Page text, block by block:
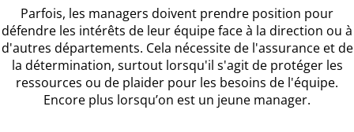
Parfois, les managers doivent prendre position pour
défendre les intérêts de leur équipe face à la direction ou à
d'autres départements. Cela nécessite de l'assurance et de
la détermination, surtout lorsqu'il s'agit de protéger les
ressources ou de plaider pour les besoins de l'équipe.
Encore plus lorsqu’on est un jeune manager.